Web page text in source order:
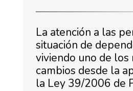
La atención a las
situación de
viviendo uno de los
cambios desde la
la Ley 39/2006 de